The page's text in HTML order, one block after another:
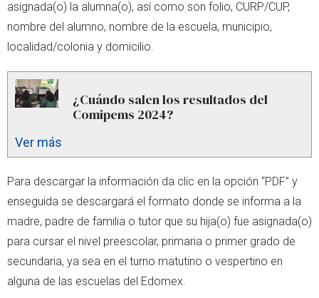
asignada(o) la alumna(o), así como son folio, CURP/CUP,
nombre del alumno, nombre de la escuela, municipio,
localidad/colonia y domicilio.
¿Cuándo salen los resultados del
Comipems 2024?
Ver más
Para descargar la información da clic en la opción “PDF” y
enseguida se descargará el formato donde se informa a la
madre, padre de familia o tutor que su hija(o) fue asignada(o)
para cursar el nivel preescolar, primaria o primer grado de
secundaria, ya sea en el turno matutino o vespertino en
alguna de las escuelas del Edomex.